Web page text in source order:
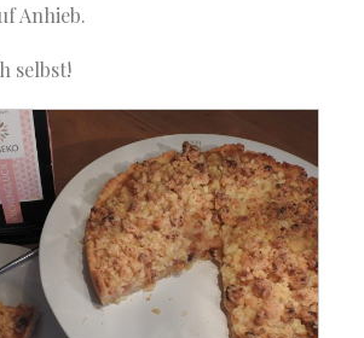
Anhieb.
selbst!